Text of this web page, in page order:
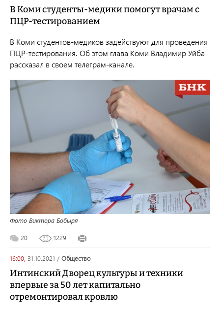
В Коми студенты-медики помогут врачам с
ПЦР-тестированием
В Коми студентов-медиков задействуют для проведения
ПЦР-тестирования. Об этом глава Коми Владимир Уйба
рассказал в своем телеграм-канале.
Фото Виктора Бобыря
20 1229
16:00, 31.10.2021 / общество
Интинский Дворец культуры и техники
впервые за 50 лет капитально
отремонтировал кровлю